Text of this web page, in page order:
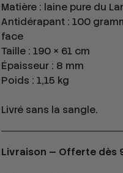
Matière : laine pure du
Antidérapant : 100
face
Taille : 190 × 61 cm
Épaisseur : 8 mm
Poids : 1,15 kg
Livré sans la sangle.
Livraison — Offerte dès